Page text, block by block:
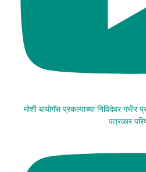
मोशी बायोगॅस प्रकल्पाच्या निविदेवर
पत्रकार